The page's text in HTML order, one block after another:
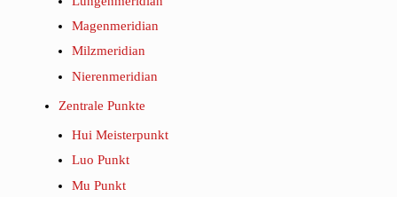
Magenmeridian
Milzmeridian
Nierenmeridian
Zentrale Punkte
Hui Meisterpunkt
Luo Punkt
Mu Punkt